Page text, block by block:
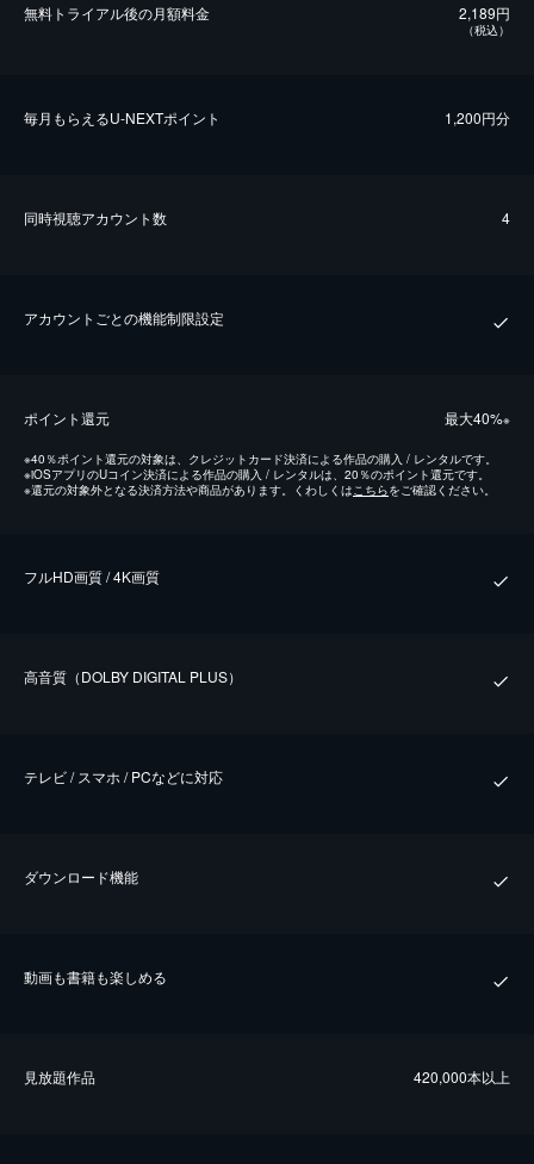
無料トライアル後の⽉額料金 2,189円
（税込）
毎⽉もらえるU-NEXTポイント 1,200円分
同時視聴アカウント数 4
アカウントごとの機能制限設定
ポイント還元 最⼤40%※
※40％ポイント還元の対象は、クレジットカード決済による作品の購入 / レンタルです。
※iOSアプリのUコイン決済による作品の購入 / レンタルは、20％のポイント還元です。
※還元の対象外となる決済方法や商品があります。くわしくはこちらをご確認ください。
フルHD画質 / 4K画質
⾼⾳質（DOLBY DIGITAL PLUS）
テレビ / スマホ / PCなどに対応
ダウンロード機能
動画も書籍も楽しめる
⾒放題作品 420,000本以上